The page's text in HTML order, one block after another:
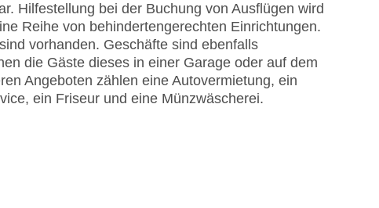
Hilfestellung bei der Buchung von Ausflügen wird
Reihe von behindertengerechten Einrichtungen.
vorhanden. Geschäfte sind ebenfalls
die Gäste dieses in einer Garage oder auf dem
Angeboten zählen eine Autovermietung, ein
ein Friseur und eine Münzwäscherei.